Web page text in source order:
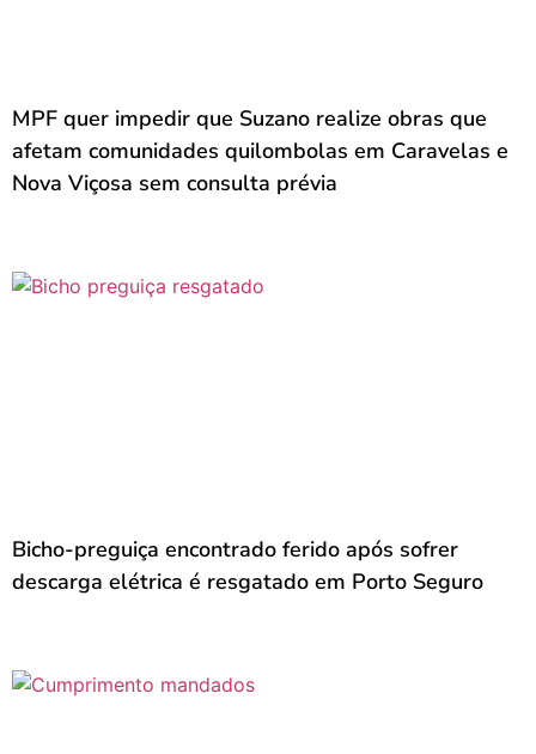
MPF quer impedir que Suzano realize obras que
afetam comunidades quilombolas em Caravelas e
Nova Viçosa sem consulta prévia
Bicho-preguiça encontrado ferido após sofrer
descarga elétrica é resgatado em Porto Seguro